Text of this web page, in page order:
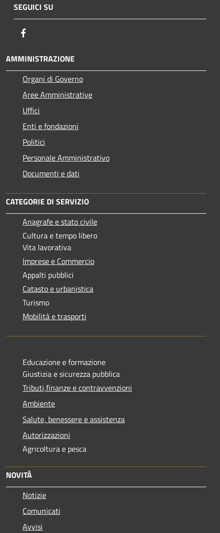
SEGUICI SU
AMMINISTRAZIONE
Organi di Governo
Aree Amministrative
Uffici
Enti e fondazioni
Politici
Personale Amministrativo
Documenti e dati
CATEGORIE DI SERVIZIO
Anagrafe e stato civile
Cultura e tempo libero
Vita lavorativa
Imprese e Commercio
Appalti pubblici
Catasto e urbanistica
Turismo
Mobilità e trasporti
Educazione e formazione
Giustizia e sicurezza pubblica
Tributi,finanze e contravvenzioni
Ambiente
Salute, benessere e assistenza
Autorizzazioni
Agricoltura e pesca
NOVITÀ
Notizie
Comunicati
Avvisi